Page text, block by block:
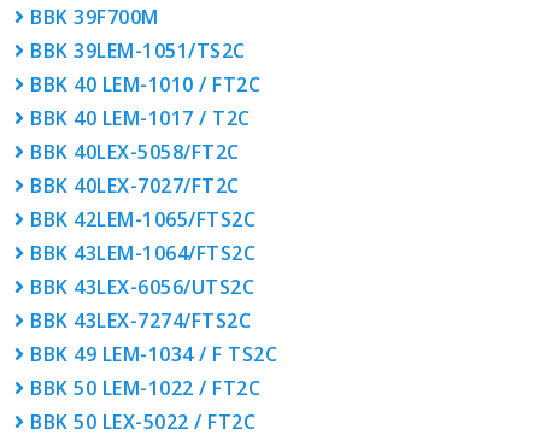
BBK 39F700M
BBK 39LEM-1051/TS2C
BBK 40 LEM-1010 / FT2C
BBK 40 LEM-1017 / T2C
BBK 40LEX-5058/FT2C
BBK 40LEX-7027/FT2C
BBK 42LEM-1065/FTS2C
BBK 43LEM-1064/FTS2C
BBK 43LEX-6056/UTS2C
BBK 43LEX-7274/FTS2C
BBK 49 LEM-1034 / F TS2C
BBK 50 LEM-1022 / FT2C
BBK 50 LEX-5022 / FT2C